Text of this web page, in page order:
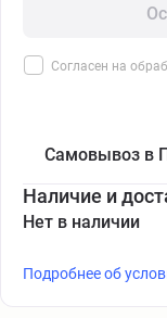
Согласен на
Самовывоз в
Наличие и
Нет в наличии
Подробнее об